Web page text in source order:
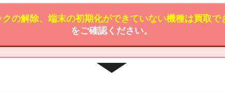
の解除、端末の初期化ができていない機種は買取で
をご確認ください。